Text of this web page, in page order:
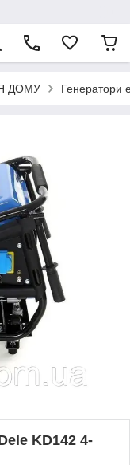
ДОМУ Генератори
KD142 4-